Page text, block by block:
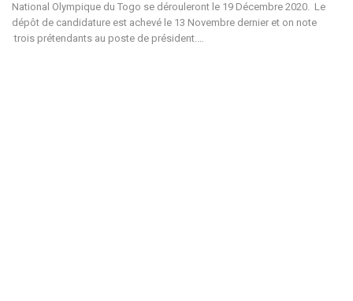
National Olympique du Togo se dérouleront le 19 Décembre 2020. Le
dépôt de candidature est achevé le 13 Novembre dernier et on note
trois prétendants au poste de président.…